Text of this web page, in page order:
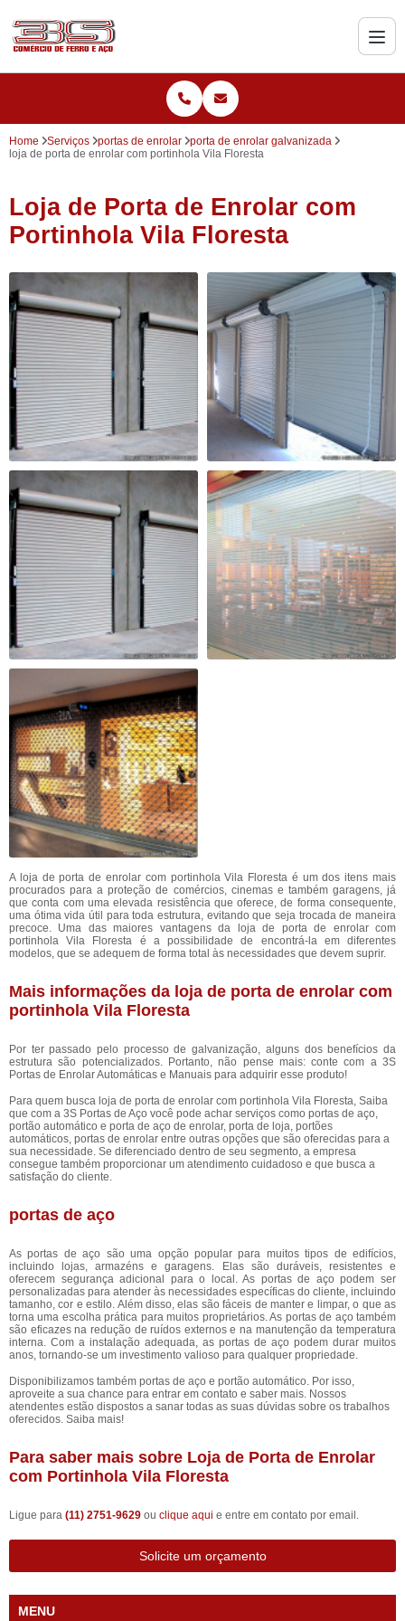
Home Serviços portas de enrolar
porta de enrolar galvanizada
loja de porta de enrolar com portinhola Vila Floresta
Loja de Porta de Enrolar com
Portinhola Vila Floresta
A loja de porta de enrolar com portinhola Vila Floresta é um dos itens mais
procurados para a proteção de comércios, cinemas e também garagens, já
que conta com uma elevada resistência que oferece, de forma consequente,
uma ótima vida útil para toda estrutura, evitando que seja trocada de maneira
precoce. Uma das maiores vantagens da loja de porta de enrolar com
portinhola Vila Floresta é a possibilidade de encontrá-la em diferentes
modelos, que se adequem de forma total às necessidades que devem suprir.
Mais informações da loja de porta de enrolar com
portinhola Vila Floresta
Por ter passado pelo processo de galvanização, alguns dos benefícios da
estrutura são potencializados. Portanto, não pense mais: conte com a 3S
Portas de Enrolar Automáticas e Manuais para adquirir esse produto!
Para quem busca loja de porta de enrolar com portinhola Vila Floresta, Saiba
que com a 3S Portas de Aço você pode achar serviços como portas de aço,
portão automático e porta de aço de enrolar, porta de loja, portões
automáticos, portas de enrolar entre outras opções que são oferecidas para a
sua necessidade. Se diferenciado dentro de seu segmento, a empresa
consegue também proporcionar um atendimento cuidadoso e que busca a
satisfação do cliente.
portas de aço
As portas de aço são uma opção popular para muitos tipos de edifícios,
incluindo lojas, armazéns e garagens. Elas são duráveis, resistentes e
oferecem segurança adicional para o local. As portas de aço podem ser
personalizadas para atender às necessidades específicas do cliente, incluindo
tamanho, cor e estilo. Além disso, elas são fáceis de manter e limpar, o que as
torna uma escolha prática para muitos proprietários. As portas de aço também
são eficazes na redução de ruídos externos e na manutenção da temperatura
interna. Com a instalação adequada, as portas de aço podem durar muitos
anos, tornando-se um investimento valioso para qualquer propriedade.
Disponibilizamos também portas de aço e portão automático. Por isso,
aproveite a sua chance para entrar em contato e saber mais. Nossos
atendentes estão dispostos a sanar todas as suas dúvidas sobre os trabalhos
oferecidos. Saiba mais!
Para saber mais sobre Loja de Porta de Enrolar
com Portinhola Vila Floresta
Ligue para (11) 2751-9629 ou clique aqui e entre em contato por email.
Solicite um orçamento
MENU